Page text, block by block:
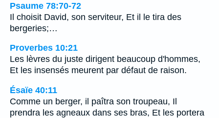
Psaume 78:70-72
Il choisit David, son serviteur, Et il le tira des
bergeries;…
Proverbes 10:21
Les lèvres du juste dirigent beaucoup d'hommes,
Et les insensés meurent par défaut de raison.
Ésaïe 40:11
Comme un berger, il paîtra son troupeau, Il
prendra les agneaux dans ses bras, Et les portera